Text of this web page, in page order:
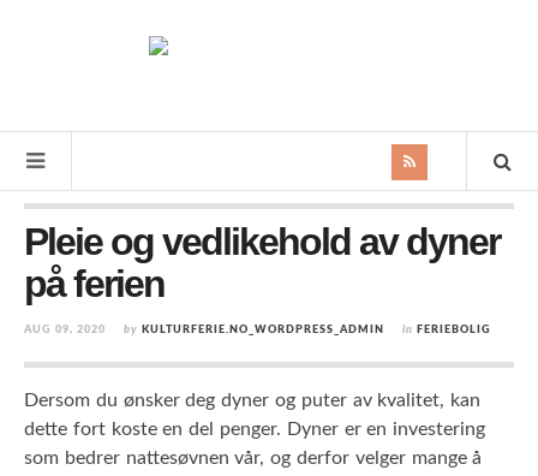
Pleie og vedlikehold av dyner
på ferien
AUG 09, 2020 by KULTURFERIE.NO_WORDPRESS_ADMIN in FERIEBOLIG
Dersom du ønsker deg dyner og puter av kvalitet, kan
dette fort koste en del penger. Dyner er en investering
som bedrer nattesøvnen vår, og derfor velger mange å